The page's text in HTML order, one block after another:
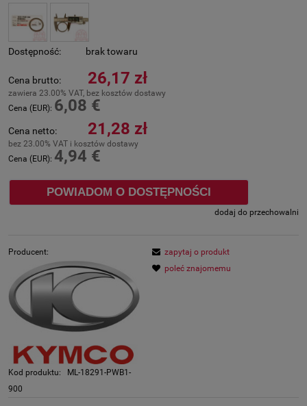
Dostępność: brak towaru
Cena brutto: 26,17 zł
zawiera 23.00% VAT, bez kosztów dostawy
Cena (EUR): 6,08 €
Cena netto: 21,28 zł
bez 23.00% VAT i kosztów dostawy
Cena (EUR): 4,94 €
POWIADOM O DOSTĘPNOŚCI
dodaj do przechowalni
Producent:
Kod produktu:
ML-18291-PWB1-
900
zapytaj o produkt
poleć znajomemu